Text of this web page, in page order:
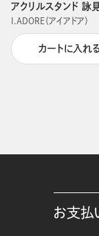
アクリルスタンド 詠
I.ADORE（アイアドア）
カートに入れ
お支払